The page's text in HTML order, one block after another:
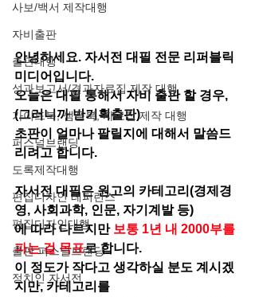
사보/백서 제작대행
자비출판
출판대행
성과보고서/결과자료집 제작 대행
가이드북, 샘플북, 자료집 제작 대행
퍼스널브랜딩
도록제작대행
편집디자인 레퍼런스
편집디자인대행
출판 퍼스널브랜딩
정치인 자서전
안녕하세요. 자서전 대필 전문 리퍼블릭
미디어입니다.
오늘은 대필 통해서 자비 출판 할 경우,
(그러니까 반기획출판)
초판이 얼마나 팔릴지에 대해서 말씀드
리려고 합니다.
자서전 대필은 원고의 카테고리(경제경
영, 사회과학, 인문, 자기계발 등)
에 따라 다르지만 보통 1년 내 2000부를
파는 걸 목표로 합니다.
이 정도가 작다고 생각하실 분도 계시겠
지만, 카테고리를